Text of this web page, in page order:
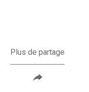
Plus de partage